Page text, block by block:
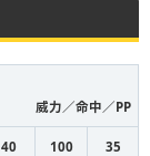
威力／命中／PP
40 100 35